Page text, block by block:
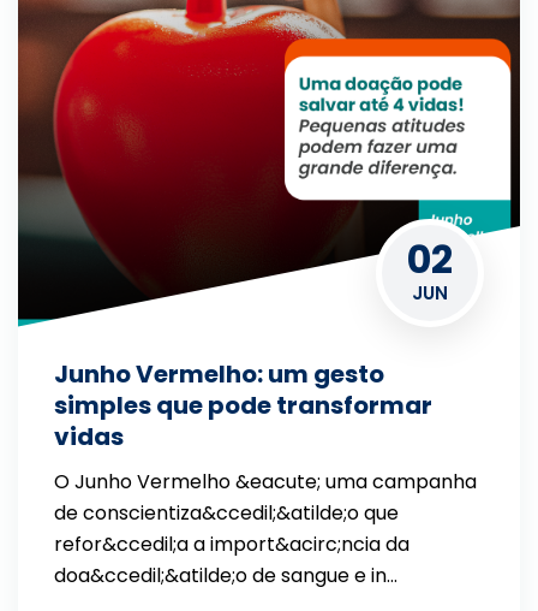
02
JUN
Junho Vermelho: um gesto
simples que pode transformar
vidas
O Junho Vermelho &eacute; uma campanha
de conscientiza&ccedil;&atilde;o que
refor&ccedil;a a import&acirc;ncia da
doa&ccedil;&atilde;o de sangue e in…